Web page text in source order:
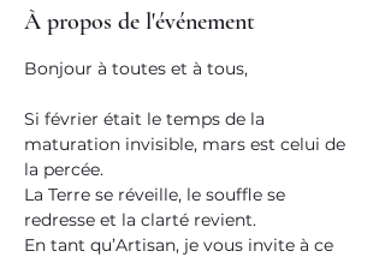
À propos de l'événement
Bonjour à toutes et à tous,
Si février était le temps de la
maturation invisible, mars est celui de
la percée.
La Terre se réveille, le souffle se
redresse et la clarté revient.
En tant qu’Artisan, je vous invite à ce